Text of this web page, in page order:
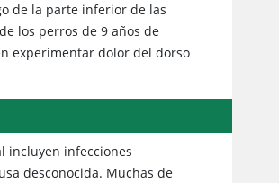
de la parte inferior de las
los perros de 9 años de
experimentar dolor del dorso
incluyen infecciones
desconocida. Muchas de